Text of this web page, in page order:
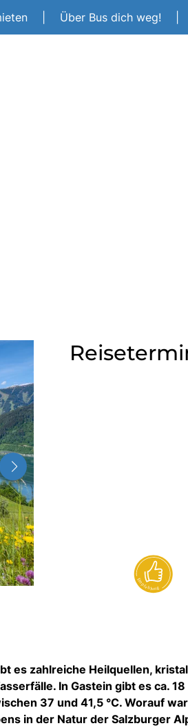
Über Bus dich weg!
es zahlreiche Heilquellen,
In Gastein gibt es ca. 18
37 und 41,5 °C. Worauf
in der Natur der Salzburger